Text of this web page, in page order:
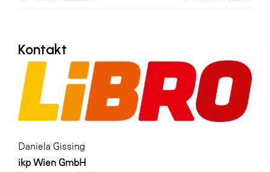
Kontakt
Daniela Gissing
ikp Wien GmbH